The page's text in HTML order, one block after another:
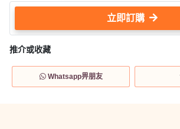
立即訂購
推介或收藏
Whatsapp畀朋友